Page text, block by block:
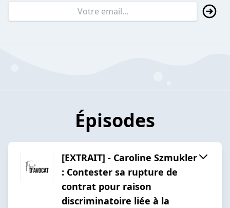
Épisodes
[EXTRAIT] - Caroline Szmukler
: Contester sa rupture de
contrat pour raison
discriminatoire liée à la